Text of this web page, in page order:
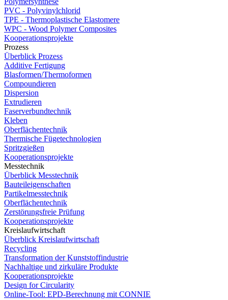
PVC - Polyvinylchlorid
TPE - Thermoplastische Elastomere
WPC - Wood Polymer Composites
Kooperationsprojekte
Prozess
Überblick Prozess
Additive Fertigung
Blasformen/Thermoformen
Compoundieren
Dispersion
Extrudieren
Faserverbundtechnik
Kleben
Oberflächentechnik
Thermische Fügetechnologien
Spritzgießen
Kooperationsprojekte
Messtechnik
Überblick Messtechnik
Bauteileigenschaften
Partikelmesstechnik
Oberflächentechnik
Zerstörungsfreie Prüfung
Kooperationsprojekte
Kreislaufwirtschaft
Überblick Kreislaufwirtschaft
Recycling
Transformation der Kunststoffindustrie
Nachhaltige und zirkuläre Produkte
Kooperationsprojekte
Design for Circularity
Online-Tool: EPD-Berechnung mit CONNIE